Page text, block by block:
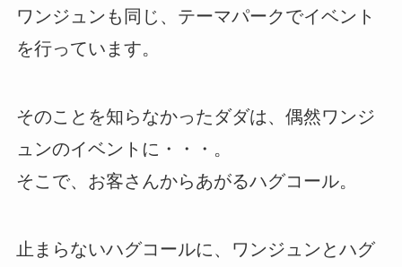
ワンジュンも同じ、テーマパークでイベント
を行っています。
そのことを知らなかったダダは、偶然ワンジ
ュンのイベントに・・・。
そこで、お客さんからあがるハグコール。
止まらないハグコールに、ワンジュンとハグ